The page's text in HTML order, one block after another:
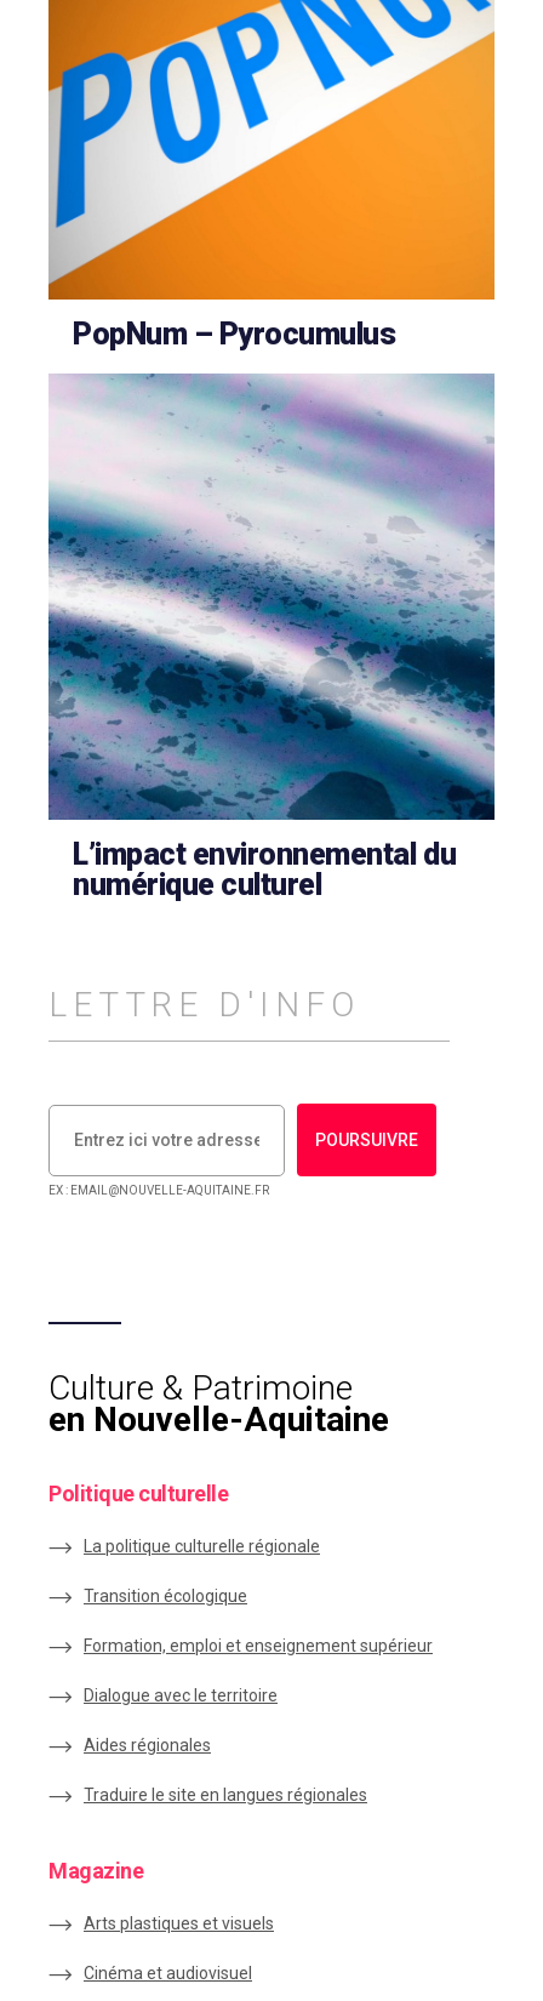
PopNum – Pyrocumulus
L’impact environnemental du
numérique culturel
LETTRE D'INFO
POURSUIVRE
EX : EMAIL@NOUVELLE-AQUITAINE.FR
Culture & Patrimoine
en Nouvelle-Aquitaine
Politique culturelle
La politique culturelle régionale
Transition écologique
Formation, emploi et enseignement supérieur
Dialogue avec le territoire
Aides régionales
Traduire le site en langues régionales
Magazine
Arts plastiques et visuels
Cinéma et audiovisuel